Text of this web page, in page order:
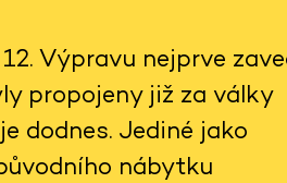
Výpravu nejprve
propojeny již za války
dodnes. Jediné jako
nábytku